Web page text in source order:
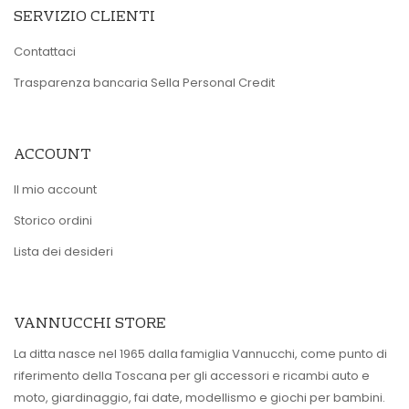
SERVIZIO CLIENTI
Contattaci
Trasparenza bancaria Sella Personal Credit
ACCOUNT
Il mio account
Storico ordini
Lista dei desideri
VANNUCCHI STORE
La ditta nasce nel 1965 dalla famiglia Vannucchi, come punto di
riferimento della Toscana per gli accessori e ricambi auto e
moto, giardinaggio, fai date, modellismo e giochi per bambini.